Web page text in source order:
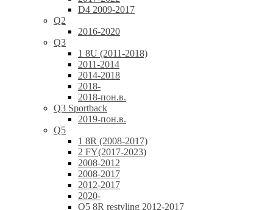
D4 2009-2017
Q2
2016-2020
Q3
1 8U (2011-2018)
2011-2014
2014-2018
2018-
2018-пон.в.
Q3 Sportback
2019-пон.в.
Q5
1 8R (2008-2017)
2 FY(2017-2023)
2008-2012
2008-2017
2012-2017
2020-
Q5 8R restyling 2012-2017